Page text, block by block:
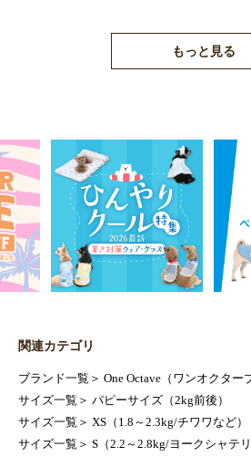
もっと見る
関連カテゴリ
ブランド一覧 ＞ One Octave（ワンオクター
サイズ一覧 ＞ パピーサイズ（2kg前後）
サイズ一覧 ＞ XS（1.8～2.3kg/チワワなど）
サイズ一覧 ＞ S（2.2～2.8kg/ヨークシャテリ